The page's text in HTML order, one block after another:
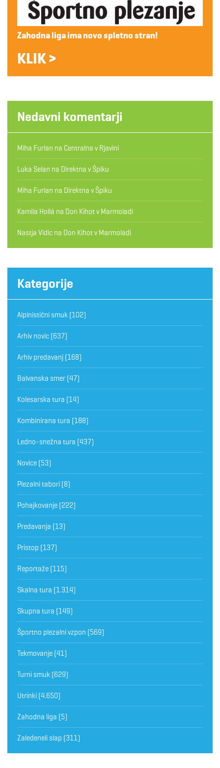
Zahodna liga ima novo spletno stran!
KLIK >
Nedavni komentarji
Miha Furlan na Centralna v Rjavini
Luka Selan na Direktna v Špiku
Miha Furlan na Direktna v Špiku
Kamila Hollá na Don Kihot v Marmoladi
Nastja Vidic na Don Kihot v Marmoladi
Kategorije
Alpinistični smuk (102)
Arhiv novic (637)
Arhiv predavanj (168)
Balvanska smer (47)
Kolesarska tura (14)
Kombinirana tura (188)
Ledno-snežna tura (437)
Novice (53)
Plezalni tabori (8)
Pohajkovanje (222)
Predavanja (13)
Pristop (137)
Reportaže (115)
Skalna tura (1.314)
Skupna tura (149)
Športno plezalni vzpon (569)
Tekmovanje (41)
Turni smuk (629)
Utrinki (4.650)
Zahodna liga (5)
Zaledeneli slap (311)